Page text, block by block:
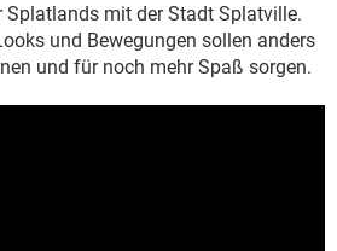
Splatlands mit der Stadt Splatville.
und Bewegungen sollen anders
und für noch mehr Spaß sorgen.